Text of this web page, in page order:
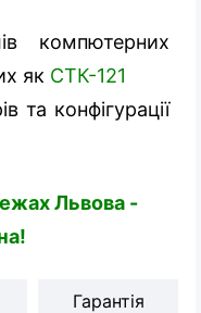
компютерних
як СТК-121
та конфігурації
Львова -
Гарантія